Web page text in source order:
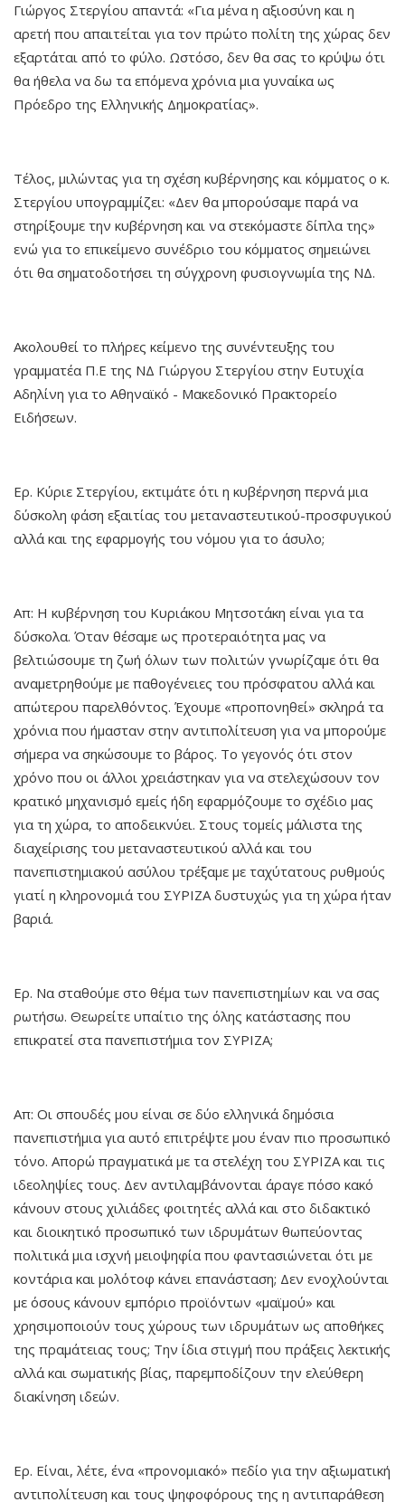
Γιώργος Στεργίου απαντά: «Για μένα η αξιοσύνη και η
αρετή που απαιτείται για τον πρώτο πολίτη της χώρας δεν
εξαρτάται από το φύλο. Ωστόσο, δεν θα σας το κρύψω ότι
θα ήθελα να δω τα επόμενα χρόνια μια γυναίκα ως
Πρόεδρο της Ελληνικής Δημοκρατίας».
Τέλος, μιλώντας για τη σχέση κυβέρνησης και κόμματος ο κ.
Στεργίου υπογραμμίζει: «Δεν θα μπορούσαμε παρά να
στηρίξουμε την κυβέρνηση και να στεκόμαστε δίπλα της»
ενώ για το επικείμενο συνέδριο του κόμματος σημειώνει
ότι θα σηματοδοτήσει τη σύγχρονη φυσιογνωμία της ΝΔ.
Ακολουθεί το πλήρες κείμενο της συνέντευξης του
γραμματέα Π.Ε της ΝΔ Γιώργου Στεργίου στην Ευτυχία
Αδηλίνη για το Αθηναϊκό - Μακεδονικό Πρακτορείο
Ειδήσεων.
Ερ. Κύριε Στεργίου, εκτιμάτε ότι η κυβέρνηση περνά μια
δύσκολη φάση εξαιτίας του μεταναστευτικού-προσφυγικού
αλλά και της εφαρμογής του νόμου για το άσυλο;
Απ: Η κυβέρνηση του Κυριάκου Μητσοτάκη είναι για τα
δύσκολα. Όταν θέσαμε ως προτεραιότητα μας να
βελτιώσουμε τη ζωή όλων των πολιτών γνωρίζαμε ότι θα
αναμετρηθούμε με παθογένειες του πρόσφατου αλλά και
απώτερου παρελθόντος. Έχουμε «προπονηθεί» σκληρά τα
χρόνια που ήμασταν στην αντιπολίτευση για να μπορούμε
σήμερα να σηκώσουμε το βάρος. Το γεγονός ότι στον
χρόνο που οι άλλοι χρειάστηκαν για να στελεχώσουν τον
κρατικό μηχανισμό εμείς ήδη εφαρμόζουμε το σχέδιο μας
για τη χώρα, το αποδεικνύει. Στους τομείς μάλιστα της
διαχείρισης του μεταναστευτικού αλλά και του
πανεπιστημιακού ασύλου τρέξαμε με ταχύτατους ρυθμούς
γιατί η κληρονομιά του ΣΥΡΙΖΑ δυστυχώς για τη χώρα ήταν
βαριά.
Ερ. Να σταθούμε στο θέμα των πανεπιστημίων και να σας
ρωτήσω. Θεωρείτε υπαίτιο της όλης κατάστασης που
επικρατεί στα πανεπιστήμια τον ΣΥΡΙΖΑ;
Απ: Οι σπουδές μου είναι σε δύο ελληνικά δημόσια
πανεπιστήμια για αυτό επιτρέψτε μου έναν πιο προσωπικό
τόνο. Απορώ πραγματικά με τα στελέχη του ΣΥΡΙΖΑ και τις
ιδεοληψίες τους. Δεν αντιλαμβάνονται άραγε πόσο κακό
κάνουν στους χιλιάδες φοιτητές αλλά και στο διδακτικό
και διοικητικό προσωπικό των ιδρυμάτων θωπεύοντας
πολιτικά μια ισχνή μειοψηφία που φαντασιώνεται ότι με
κοντάρια και μολότοφ κάνει επανάσταση; Δεν ενοχλούνται
με όσους κάνουν εμπόριο προϊόντων «μαϊμού» και
χρησιμοποιούν τους χώρους των ιδρυμάτων ως αποθήκες
της πραμάτειας τους; Την ίδια στιγμή που πράξεις λεκτικής
αλλά και σωματικής βίας, παρεμποδίζουν την ελεύθερη
διακίνηση ιδεών.
Ερ. Είναι, λέτε, ένα «προνομιακό» πεδίο για την αξιωματική
αντιπολίτευση και τους ψηφοφόρους της η αντιπαράθεση